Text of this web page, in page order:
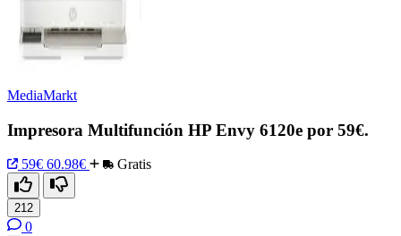
MediaMarkt
Impresora Multifunción HP Envy 6120e por 59€.
59€ 60.98€ Gratis
212
0